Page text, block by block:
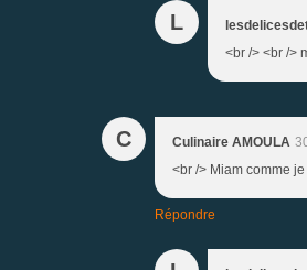
L
<br /> <br />
C Culinaire AMOULA
<br /> Miam comme
Répondre